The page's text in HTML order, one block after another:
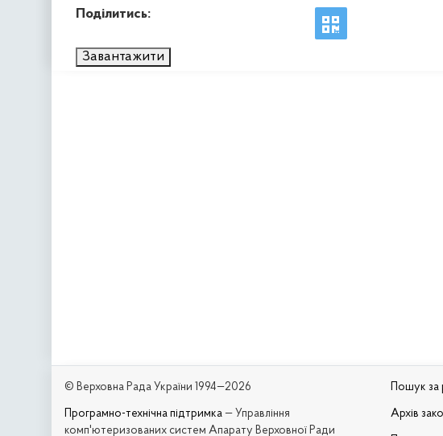
Поділитись:
Завантажити
© Верховна Рада України 1994—2026
Програмно-технічна підтримка — Управління
комп'ютеризованих систем Апарату Верховної Ради
Пошук за
Архів